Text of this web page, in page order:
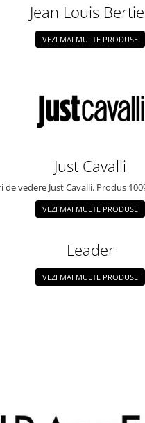
Jean Louis
VEZI MAI MULTE PRODUSE
Just Cavalli
de vedere Just Cavalli. Produs
VEZI MAI MULTE PRODUSE
Leader
VEZI MAI MULTE PRODUSE